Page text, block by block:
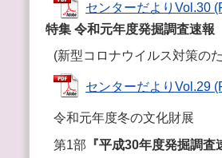
センターだよりVol.30
特集 令和元年度発掘調査速報
(新型コロナウイルス対策の
センターだよりVol.29
令和元年度冬の文化財展
第1部 『平成30年度発掘調査